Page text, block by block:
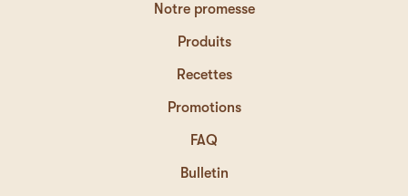
Notre promesse
Produits
Recettes
Promotions
FAQ
Bulletin